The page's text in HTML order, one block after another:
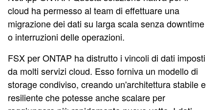
cloud ha permesso al team di effettuare una
migrazione dei dati su larga scala senza downtime
o interruzioni delle operazioni.
FSX per ONTAP ha distrutto i vincoli di dati imposti
da molti servizi cloud. Esso forniva un modello di
storage condiviso, creando un'architettura stabile e
resiliente che potesse anche scalare per